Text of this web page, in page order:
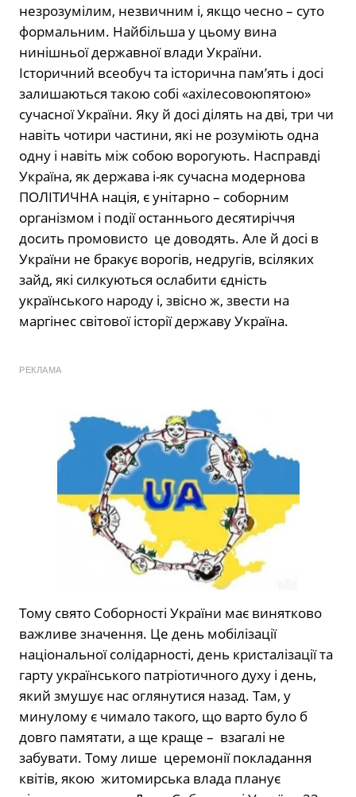
незрозумілим, незвичним і, якщо чесно – суто
формальним. Найбільша у цьому вина
нинішньої державної влади України.
Історичний всеобуч та історична пам’ять і досі
залишаються такою собі «ахілесовоюпятою»
сучасної України. Яку й досі ділять на дві, три чи
навіть чотири частини, які не розуміють одна
одну і навіть між собою ворогують. Насправді
Україна, як держава і-як сучасна модернова
ПОЛІТИЧНА нація, є унітарно – соборним
організмом і події останнього десятиріччя
досить промовисто це доводять. Але й досі в
України не бракує ворогів, недругів, всіляких
зайд, які силкуються ослабити єдність
українського народу і, звісно ж, звести на
маргінес світової історії державу Україна.
РЕКЛАМА
Тому свято Соборності України має винятково
важливе значення. Це день мобілізації
національної солідарності, день кристалізації та
гарту українського патріотичного духу і день,
який змушує нас оглянутися назад. Там, у
минулому є чимало такого, що варто було б
довго памятати, а ще краще – взагалі не
забувати. Тому лише церемонії покладання
квітів, якою житомирська влада планує